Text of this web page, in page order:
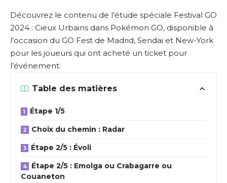
Découvrez le contenu de l’étude spéciale Festival GO
2024 : Cieux Urbains dans Pokémon GO, disponible à
l’occasion du GO Fest de Madrid, Sendai et New-York
pour les joueurs qui ont acheté un ticket pour
l’événement.
Table des matières
Étape 1/5
Choix du chemin : Radar
Étape 2/5 : Évoli
Étape 2/5 : Emolga ou Crabagarre ou
Couaneton